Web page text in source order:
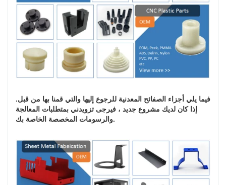
فيما يلي أجزاء الصفائح المعدنية للرجوع إليها والتي قمنا بها من قبل.
إذا كان لديك مشروع جديد ، فيرجى تزويدني بمتطلبات المعالجة
والرسومات المخصصة الخاصة بك.